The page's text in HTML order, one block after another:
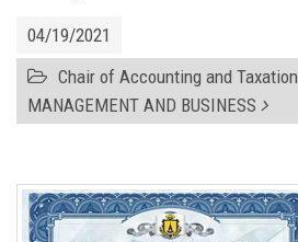
04/19/2021
Chair of Accounting and Taxation
MANAGEMENT AND BUSINESS